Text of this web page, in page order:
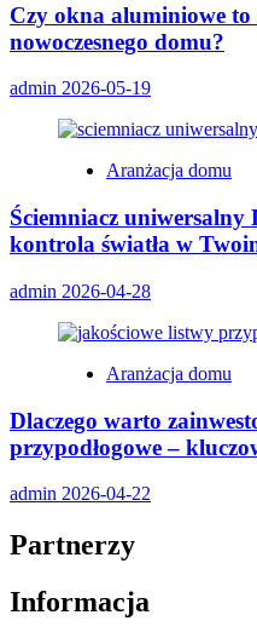
Czy okna aluminiowe
nowoczesnego domu?
admin 2026-05-19
Aranżacja domu
Ściemniacz uniwersalny
kontrola światła w
admin 2026-04-28
Aranżacja domu
Dlaczego warto
przypodłogowe –
admin 2026-04-22
Partnerzy
Informacja